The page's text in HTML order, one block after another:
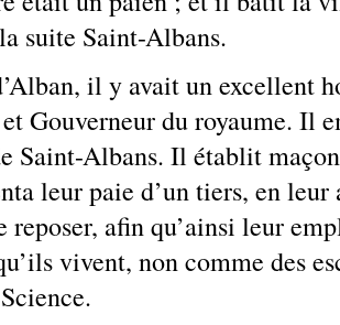
suite Saint-Albans.
il y avait un excellent
Gouverneur du royaume. Il
Saint-Albans. Il établit
leur paie d’un tiers, en leur
reposer, afin qu’ainsi leur
vivent, non comme des